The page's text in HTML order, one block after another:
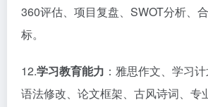
360评估、项目复盘、SWOT分析、
标。
12.学习教育能力 ：雅思作文、学习计
语法修改、论文框架、古风诗词、专